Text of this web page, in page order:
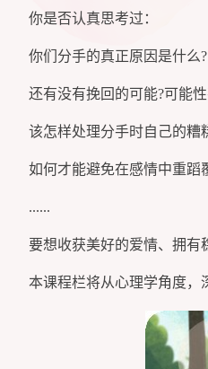
你是否认真思考过：
你们分手的真正原因是什么?
还有没有挽回的可能?可能
该怎样处理分手时自己的糟
如何才能避免在感情中重蹈
......
要想收获美好的爱情、拥有
本课程栏将从心理学角度，